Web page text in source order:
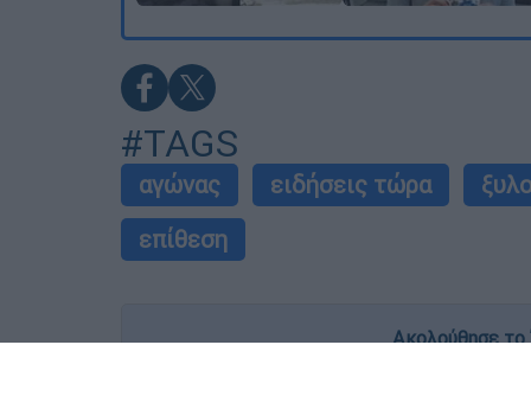
#TAGS
αγώνας ειδήσεις τώρα
επίθεση
Ακολούθησε το